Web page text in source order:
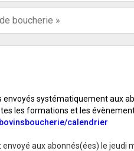
envoyés systématiquement aux
les formations et les
calendrier
aux abonnés(ées) le jeudi